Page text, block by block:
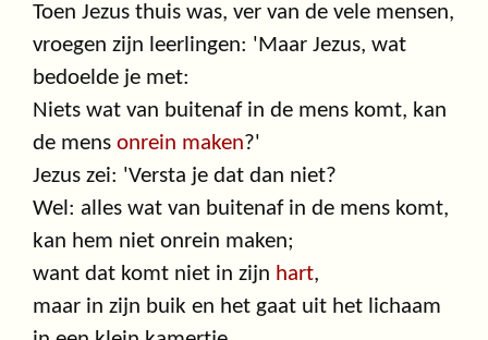
Toen Jezus thuis was, ver van de vele mensen,
vroegen zijn leerlingen: 'Maar Jezus, wat
bedoelde je met:
Niets wat van buitenaf in de mens komt, kan
de mens onrein maken?'
Jezus zei: 'Versta je dat dan niet?
Wel: alles wat van buitenaf in de mens komt,
kan hem niet onrein maken;
want dat komt niet in zijn hart,
maar in zijn buik en het gaat uit het lichaam